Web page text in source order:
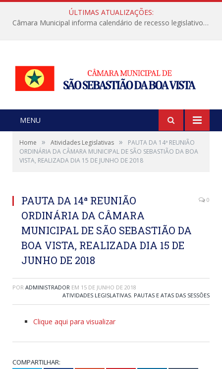
ÚLTIMAS ATUALIZAÇÕES:
Câmara Municipal informa calendário de recesso legislativo de julho
MENU
Home » Atividades Legislativas »
PAUTA DA 14ª REUNIÃO
ORDINÁRIA DA CÂMARA MUNICIPAL DE SÃO SEBASTIÃO DA BOA
VISTA, REALIZADA DIA 15 DE JUNHO DE 2018
PAUTA DA 14ª REUNIÃO
ORDINÁRIA DA CÂMARA
MUNICIPAL DE SÃO SEBASTIÃO DA
BOA VISTA, REALIZADA DIA 15 DE
JUNHO DE 2018
0
POR ADMINISTRADOR EM 15 DE JUNHO DE 2018
ATIVIDADES LEGISLATIVAS, PAUTAS E ATAS DAS SESSÕES
Clique aqui para visualizar
COMPARTILHAR: